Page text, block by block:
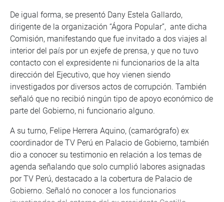
De igual forma, se presentó Dany Estela Gallardo,
dirigente de la organización “Ágora Popular”, ante dicha
Comisión, manifestando que fue invitado a dos viajes al
interior del país por un exjefe de prensa, y que no tuvo
contacto con el expresidente ni funcionarios de la alta
dirección del Ejecutivo, que hoy vienen siendo
investigados por diversos actos de corrupción. También
señaló que no recibió ningún tipo de apoyo económico de
parte del Gobierno, ni funcionario alguno.
A su turno, Felipe Herrera Aquino, (camarógrafo) ex
coordinador de TV Perú en Palacio de Gobierno, también
dio a conocer su testimonio en relación a los temas de
agenda señalando que solo cumplió labores asignadas
por TV Perú, destacado a la cobertura de Palacio de
Gobierno. Señaló no conocer a los funcionarios